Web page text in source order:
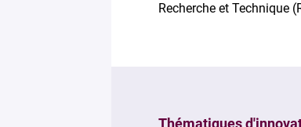
Recherche et Technique
Thématiques